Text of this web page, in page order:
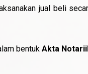
jual beli
bentuk Akta